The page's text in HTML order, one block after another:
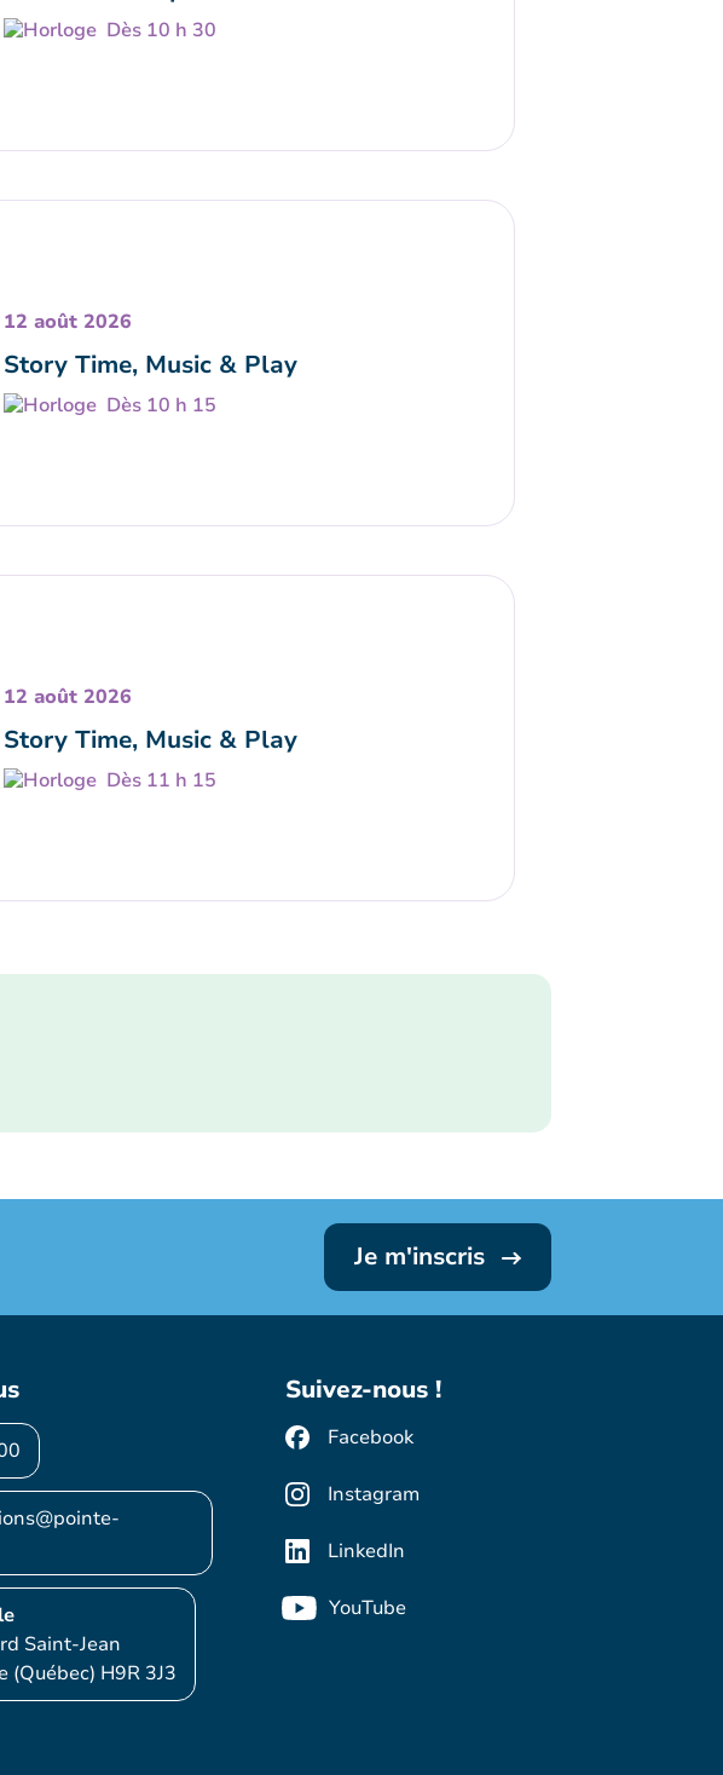
Dès 10 h 30
12 août 2026
Story Time, Music & Play
Dès 10 h 15
12 août 2026
Story Time, Music & Play
Dès 11 h 15
Je m'inscris
Saint-Jean
(Québec) H9R 3J3
Suivez-nous !
Facebook
Instagram
LinkedIn
YouTube